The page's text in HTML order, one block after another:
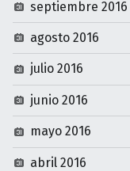
septiembre 2016
agosto 2016
julio 2016
junio 2016
mayo 2016
abril 2016